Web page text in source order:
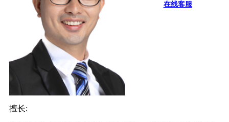
在线客服
擅长: